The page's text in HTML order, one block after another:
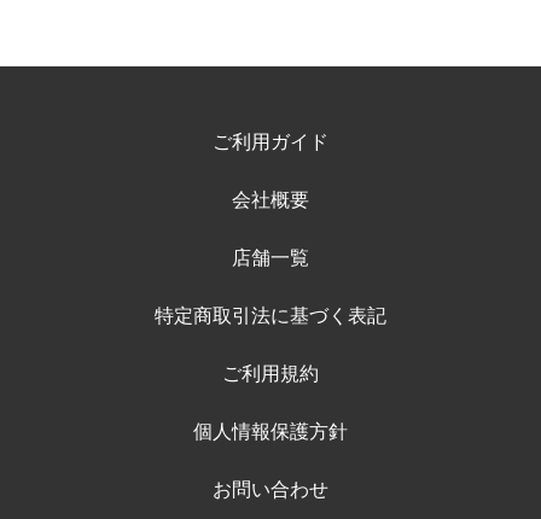
ご利用ガイド
会社概要
店舗一覧
特定商取引法に基づく表記
ご利用規約
個人情報保護方針
お問い合わせ